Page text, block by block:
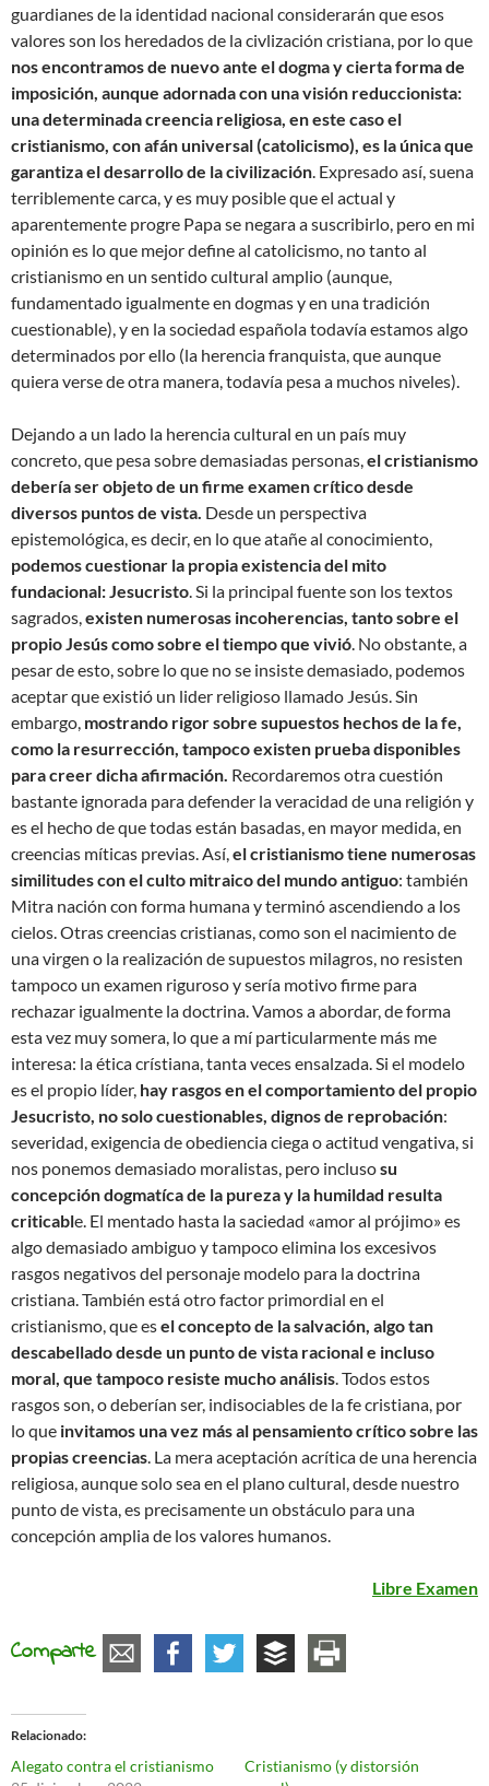
guardianes de la identidad nacional considerarán que esos
valores son los heredados de la civlización cristiana, por lo que
nos encontramos de nuevo ante el dogma y cierta forma de
imposición, aunque adornada con una visión reduccionista:
una determinada creencia religiosa, en este caso el
cristianismo, con afán universal (catolicismo), es la única que
garantiza el desarrollo de la civilización. Expresado así, suena
terriblemente carca, y es muy posible que el actual y
aparentemente progre Papa se negara a suscribirlo, pero en mi
opinión es lo que mejor define al catolicismo, no tanto al
cristianismo en un sentido cultural amplio (aunque,
fundamentado igualmente en dogmas y en una tradición
cuestionable), y en la sociedad española todavía estamos algo
determinados por ello (la herencia franquista, que aunque
quiera verse de otra manera, todavía pesa a muchos niveles).
Dejando a un lado la herencia cultural en un país muy
concreto, que pesa sobre demasiadas personas,el cristianismo
debería ser objeto de un firme examen crítico desde
diversos puntos de vista. Desde un perspectiva
epistemológica, es decir, en lo que atañe al conocimiento,
podemos cuestionar la propia existencia del mito
fundacional: Jesucristo. Si la principal fuente son los textos
sagrados,existen numerosas incoherencias, tanto sobre el
propio Jesús como sobre el tiempo que vivió. No obstante, a
pesar de esto, sobre lo que no se insiste demasiado, podemos
aceptar que existió un lider religioso llamado Jesús. Sin
embargo, mostrando rigor sobre supuestos hechos de la fe,
como la resurrección, tampoco existen prueba disponibles
para creer dicha afirmación. Recordaremos otra cuestión
bastante ignorada para defender la veracidad de una religión y
es el hecho de que todas están basadas, en mayor medida, en
creencias míticas previas. Así,el cristianismo tiene numerosas
similitudes con el culto mitraico del mundo antiguo: también
Mitra nación con forma humana y terminó ascendiendo a los
cielos. Otras creencias cristianas, como son el nacimiento de
una virgen o la realización de supuestos milagros, no resisten
tampoco un examen riguroso y sería motivo firme para
rechazar igualmente la doctrina. Vamos a abordar, de forma
esta vez muy somera, lo que a mí particularmente más me
interesa: la ética crístiana, tanta veces ensalzada. Si el modelo
es el propio líder, hay rasgos en el comportamiento del propio
Jesucristo, no solo cuestionables, dignos de reprobación:
severidad, exigencia de obediencia ciega o actitud vengativa, si
nos ponemos demasiado moralistas, pero inclusosu
concepción dogmatíca de la pureza y la humildad resulta
criticable. El mentado hasta la saciedad «amor al prójimo» es
algo demasiado ambiguo y tampoco elimina los excesivos
rasgos negativos del personaje modelo para la doctrina
cristiana. También está otro factor primordial en el
cristianismo, que esel concepto de la salvación, algo tan
descabellado desde un punto de vista racional e incluso
moral, que tampoco resiste mucho análisis. Todos estos
rasgos son, o deberían ser, indisociables de la fe cristiana, por
lo que invitamos una vez más al pensamiento crítico sobre las
propias creencias. La mera aceptación acrítica de una herencia
religiosa, aunque solo sea en el plano cultural, desde nuestro
punto de vista, es precisamente un obstáculo para una
concepción amplia de los valores humanos.
Libre Examen
Comparte
Relacionado
Alegato contra el cristianismo
Cristianismo (y distorsión